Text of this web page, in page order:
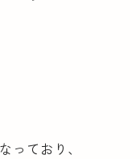
っており、